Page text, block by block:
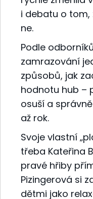
i debatu o tom,
ne.
Podle
zamrazování
způsobů, jak
hodnotu hub –
osuší a
až rok.
Svoje vlastní
třeba Kateřina
pravé hřiby
Pizingerová si
dětmi jako